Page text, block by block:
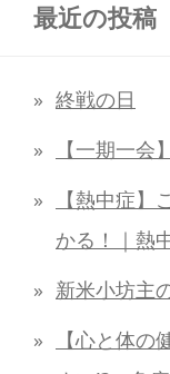
最近の投稿
終戦の日
【一期一会
【熱中症
かる！｜熱
新米小坊主
【心と体